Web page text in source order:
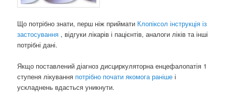
Що потрібно знати, перш ніж приймати Клопіксол інструкція із
застосування , відгуки лікарів і пацієнтів, аналоги ліків та інші
потрібні дані.
Якщо поставлений діагноз дисциркуляторна енцефалопатія 1
ступеня лікування потрібно почати якомога ранішеі
ускладнень вдасться уникнути.